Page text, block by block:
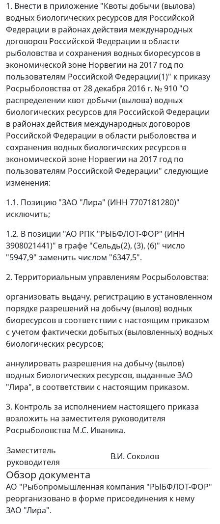
1. Внести в приложение "Квоты добычи (вылова)
водных биологических ресурсов для Российской
Федерации в районах действия международных
договоров Российской Федерации в области
рыболовства и сохранения водных биоресурсов в
экономической зоне Норвегии на 2017 год по
пользователям Российской Федерации(1)" к приказу
Росрыболовства от 28 декабря 2016 г. № 910 "О
распределении квот добычи (вылова) водных
биологических ресурсов для Российской Федерации
в районах действия международных договоров
Российской Федерации в области рыболовства и
сохранения водных биологических ресурсов в
экономической зоне Норвегии на 2017 год по
пользователям Российской Федерации" следующие
изменения:
1.1. Позицию "ЗАО "Лира" (ИНН 7707181280)"
исключить;
1.2. В позиции "АО РПК "РЫБФЛОТ-ФОР" (ИНН
3908021441)" в графе "Сельдь(2), (3), (6)" число
"5947,9" заменить числом "6347,5".
2. Территориальным управлениям Росрыболовства:
организовать выдачу, регистрацию в установленном
порядке разрешений на добычу (вылов) водных
биоресурсов в соответствии с настоящим приказом
с учетом фактически добытых (выловленных) водных
биологических ресурсов;
аннулировать разрешения на добычу (вылов)
водных биологических ресурсов, выданные ЗАО
"Лира", в соответствии с настоящим приказом.
3. Контроль за исполнением настоящего приказа
возложить на заместителя руководителя
Росрыболовства М.С. Иваника.
Заместитель
руководителя
В.И. Соколов
Обзор документа
АО "Рыбопромышленная компания "РЫБФЛОТ-ФОР"
реорганизовано в форме присоединения к нему
ЗАО "Лира".